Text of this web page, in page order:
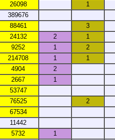
26098
1
389676
88461
3
24132 2
1
9252 1
2
214708 1
1
4904
2
2667
1
53747
76525
2
67534
11442
5732
1